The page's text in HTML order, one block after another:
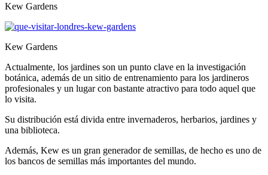
Kew Gardens
Kew Gardens
Actualmente, los jardines son un punto clave en la investigación
botánica, además de un sitio de entrenamiento para los jardineros
profesionales y un lugar con bastante atractivo para todo aquel que
lo visita.
Su distribución está divida entre invernaderos, herbarios, jardines y
una biblioteca.
Además, Kew es un gran generador de semillas, de hecho es uno de
los bancos de semillas más importantes del mundo.